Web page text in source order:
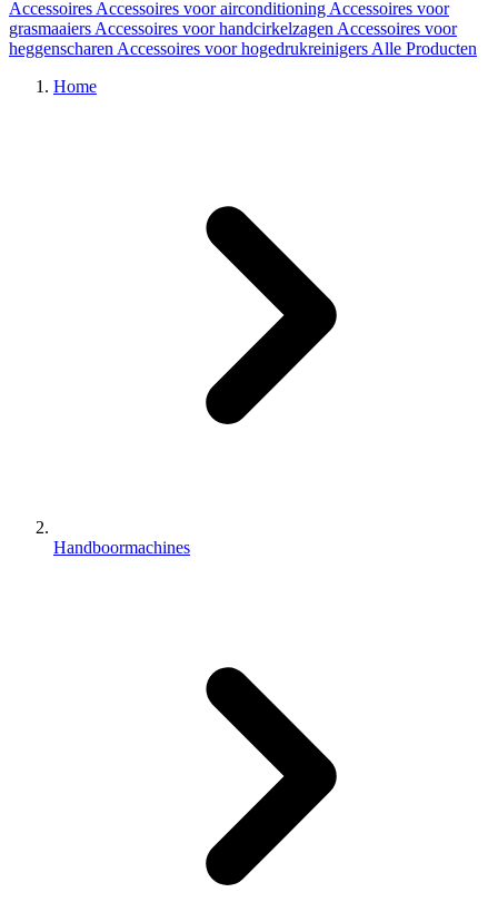
Accessoires Accessoires voor airconditioning Accessoires voor
grasmaaiers Accessoires voor handcirkelzagen Accessoires voor
heggenscharen Accessoires voor hogedrukreinigers Alle Producten
Home
Handboormachines